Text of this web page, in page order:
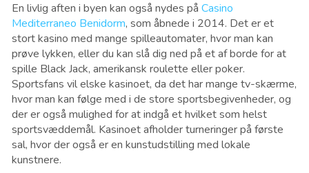
En livlig aften i byen kan også nydes på Casino
Mediterraneo Benidorm, som åbnede i 2014. Det er et
stort kasino med mange spilleautomater, hvor man kan
prøve lykken, eller du kan slå dig ned på et af ​​borde for at
spille Black Jack, amerikansk roulette eller poker.
Sportsfans vil elske kasinoet, da det har mange tv-skærme,
hvor man kan følge med i de store sportsbegivenheder, og
der er også mulighed for at indgå et hvilket som helst
sportsvæddemål. Kasinoet afholder turneringer på første
sal, hvor der også er en kunstudstilling med lokale
kunstnere.